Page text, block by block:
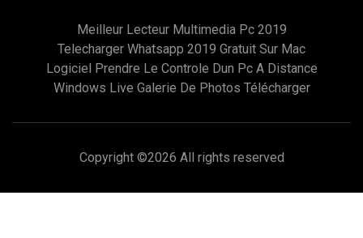
Meilleur Lecteur Multimedia Pc 2019
Telecharger Whatsapp 2019 Gratuit Sur Mac
Logiciel Prendre Le Controle Dun Pc A Distance
Windows Live Galerie De Photos Télécharger
Copyright ©2026 All rights reserved